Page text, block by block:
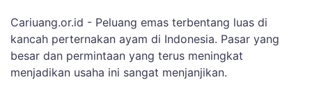
Cariuang.or.id - Peluang emas terbentang luas di
kancah perternakan ayam di Indonesia. Pasar yang
besar dan permintaan yang terus meningkat
menjadikan usaha ini sangat menjanjikan.